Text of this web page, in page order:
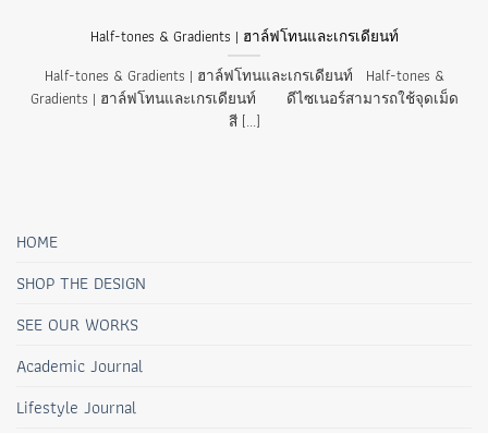
Half-tones & Gradients | ฮาล์ฟโทนและเกรเดียนท์
Half-tones & Gradients | ฮาล์ฟโทนและเกรเดียนท์ Half-tones &
Gradients | ฮาล์ฟโทนและเกรเดียนท์ ดีไซเนอร์สามารถใช้จุดเม็ด
สี [...]
HOME
SHOP THE DESIGN
SEE OUR WORKS
Academic Journal
Lifestyle Journal